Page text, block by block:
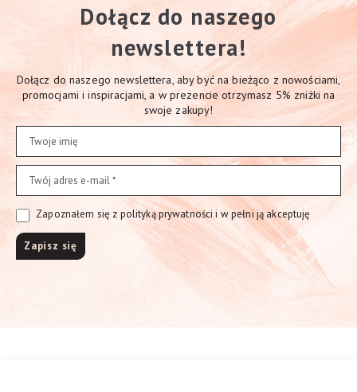
Dołącz do naszego
newslettera!
Dołącz do naszego newslettera, aby być na bieżąco z nowościami,
promocjami i inspiracjami, a w prezencie otrzymasz 5% zniżki na
swoje zakupy!
Zapoznałem się z polityką prywatności i w pełni ją akceptuję